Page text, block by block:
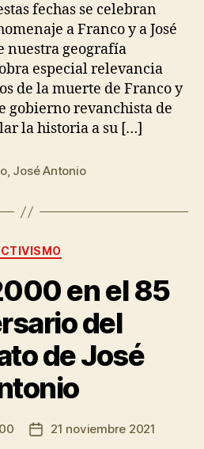
fechas se celebran
a Franco y a José
nuestra geografía
especial relevancia
de la muerte de Franco y
gobierno revanchista de
la historia a su […]
, José Antonio
en el 85
del
de José
21 noviembre 2021